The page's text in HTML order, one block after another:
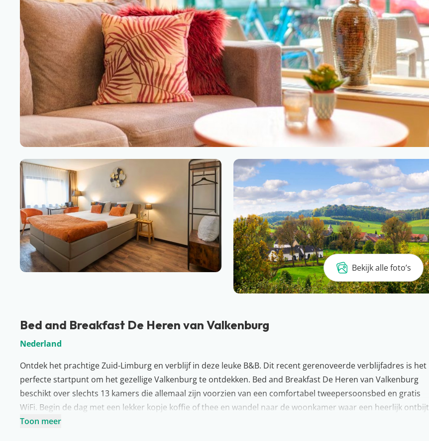
Bekijk alle foto’s
Bed and Breakfast De Heren van Valkenburg
Nederland
Ontdek het prachtige Zuid-Limburg en verblijf in deze leuke B&B. Dit recent gerenoveerde verblijfadres is het
perfecte startpunt om het gezellige Valkenburg te ontdekken. Bed and Breakfast De Heren van Valkenburg
beschikt over slechts 13 kamers die allemaal zijn voorzien van een comfortabel tweepersoonsbed en gratis
WiFi. Begin de dag met een lekker kopje koffie of thee en wandel naar de woonkamer waar een heerlijk ontbijt
op jullie staat te wachten. Na het ontbijt is het tijd om het historische centrum van Valkenburg te ontdekken!
Toon meer